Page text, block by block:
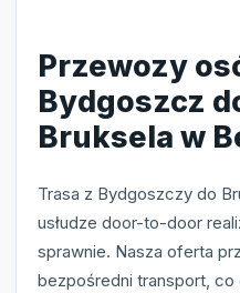
Przewozy
Bydgoszcz
Bruksela w
Trasa z Bydgoszczy do
usłudze door-to-door
sprawnie. Nasza oferta
bezpośredni transport, co